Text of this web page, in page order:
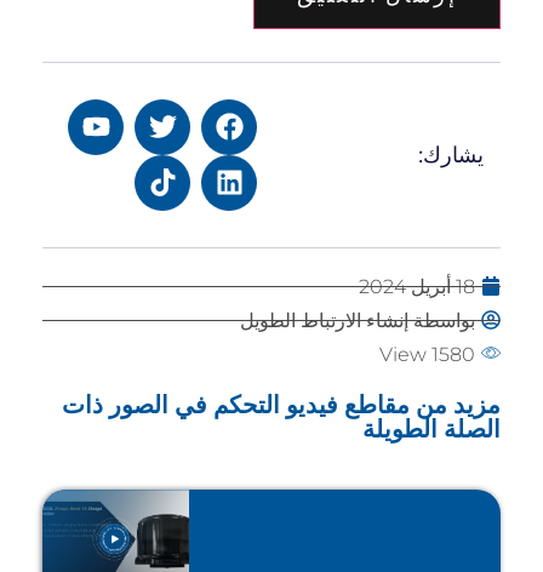
يشارك:
18 أبريل 2024
بواسطة إنشاء الارتباط الطويل
View 1580
مزيد من مقاطع فيديو التحكم في الصور ذات
الصلة الطويلة